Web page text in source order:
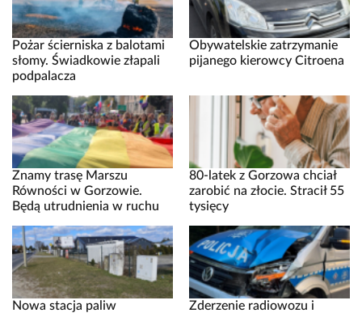
Pożar ścierniska z balotami
słomy. Świadkowie złapali
podpalacza
Obywatelskie zatrzymanie
pijanego kierowcy Citroena
Znamy trasę Marszu
Równości w Gorzowie.
Będą utrudnienia w ruchu
80-latek z Gorzowa chciał
zarobić na złocie. Stracił 55
tysięcy
Nowa stacja paliw
Zderzenie radiowozu i